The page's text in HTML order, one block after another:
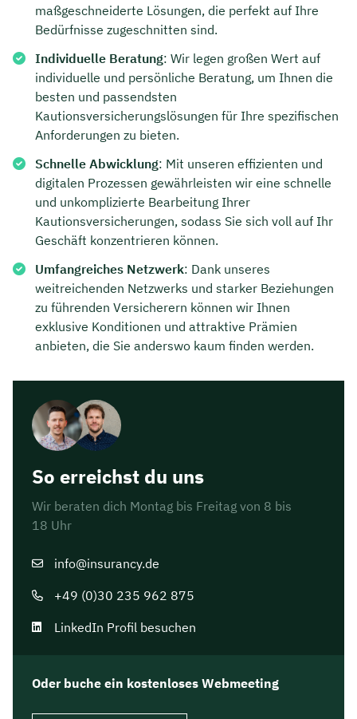
maßgeschneiderte Lösungen, die perfekt auf Ihre
Bedürfnisse zugeschnitten sind.
Individuelle Beratung: Wir legen großen Wert auf
individuelle und persönliche Beratung, um Ihnen die
besten und passendsten
Kautionsversicherungslösungen für Ihre spezifischen
Anforderungen zu bieten.
Schnelle Abwicklung: Mit unseren effizienten und
digitalen Prozessen gewährleisten wir eine schnelle
und unkomplizierte Bearbeitung Ihrer
Kautionsversicherungen, sodass Sie sich voll auf Ihr
Geschäft konzentrieren können.
Umfangreiches Netzwerk: Dank unseres
weitreichenden Netzwerks und starker Beziehungen
zu führenden Versicherern können wir Ihnen
exklusive Konditionen und attraktive Prämien
anbieten, die Sie anderswo kaum finden werden.
So erreichst du uns
Wir beraten dich Montag bis Freitag von 8 bis
18 Uhr
info@insurancy.de
+49 (0)30 235 962 875
LinkedIn Profil besuchen
Oder buche ein kostenloses Webmeeting